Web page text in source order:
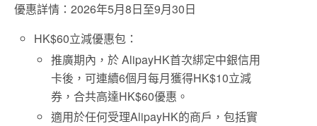
優惠詳情：2026年5月8日至9月30日
HK$60立減優惠包：
推廣期內，於 AlipayHK首次綁定中銀信用
卡後，可連續6個月每月獲得HK$10立減
券，合共高達HK$60優惠。
適用於任何受理AlipayHK的商戶，包括實